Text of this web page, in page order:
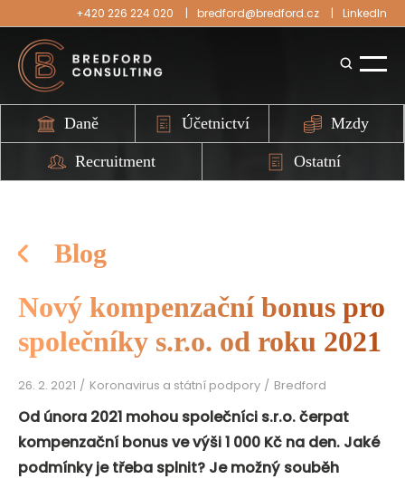
+420 226 224 020 bredford@bredford.cz LinkedIn
Daně Účetnictví Mzdy
Recruitment Ostatní
Blog
Nový kompenzační bonus pro
společníky s.r.o. od roku 2021
26. 2. 2021 Koronavirus a státní podpory Bredford
Od února 2021 mohou společníci s.r.o. čerpat
kompenzační bonus ve výši 1 000 Kč na den. Jaké
podmínky je třeba splnit? Je možný souběh